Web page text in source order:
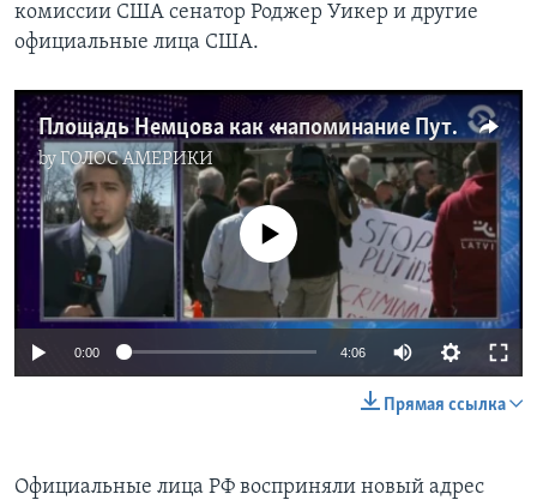
комиссии США сенатор Роджер Уикер и другие
официальные лица США.
Площадь Немцова как «напоминание Путину»
byГОЛОС АМЕРИКИ
No media source currently available
0:00 4:06
Прямая ссылка
Официальные лица РФ восприняли новый адрес